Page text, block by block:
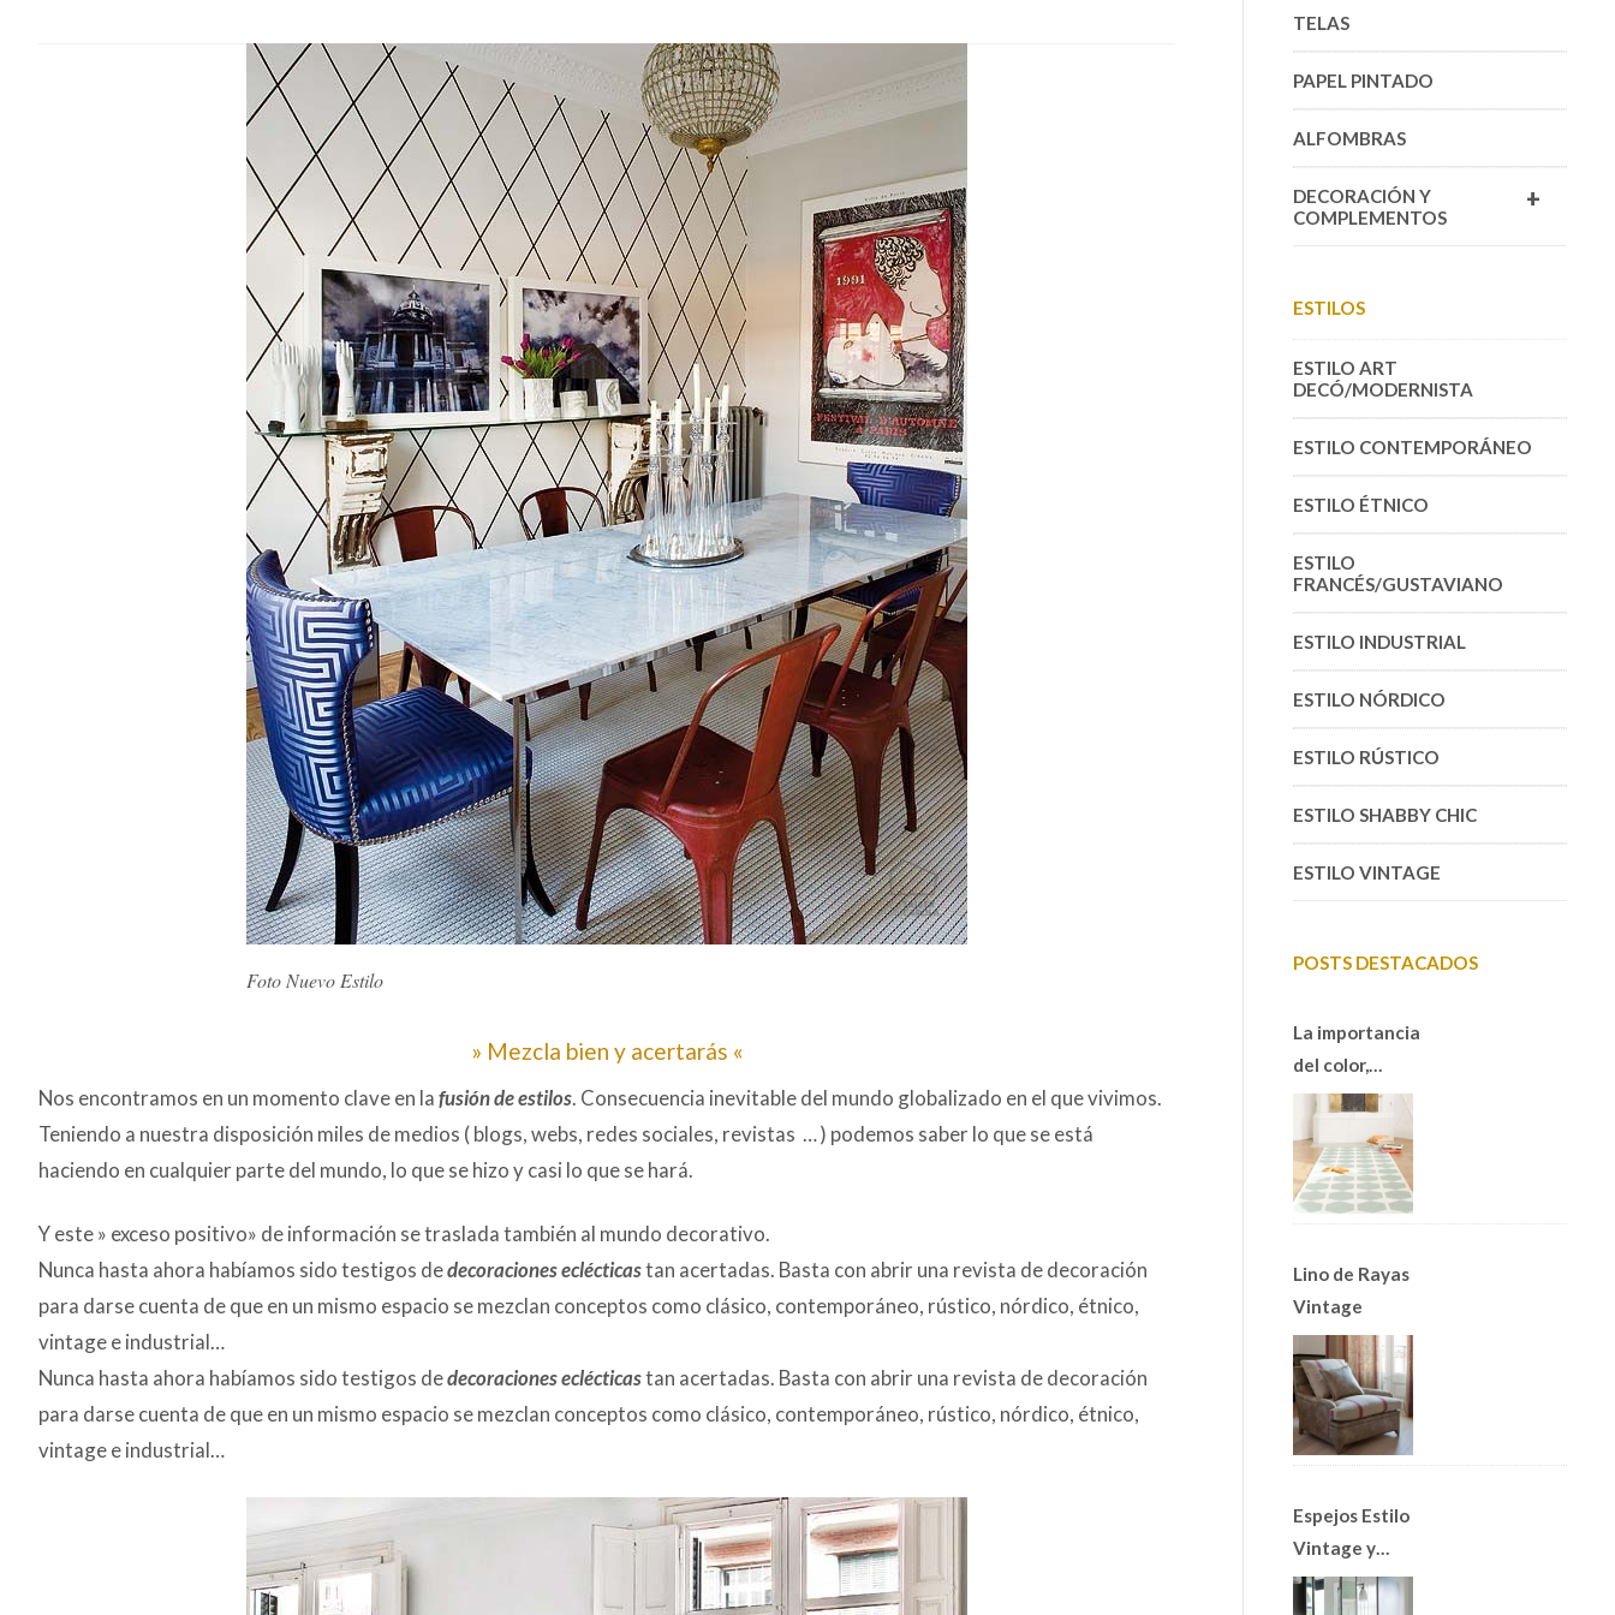
Foto Nuevo Estilo
» Mezcla bien y acertarás «
Nos encontramos en un momento clave en lafusión de estilos. Consecuencia inevitable del mundo globalizado en el que vivimos.
Teniendo a nuestra disposición miles de medios ( blogs, webs, redes sociales, revistas … ) podemos saber lo que se está
haciendo en cualquier parte del mundo, lo que se hizo y casi lo que se hará.
Y este » exceso positivo» de información se traslada también al mundo decorativo.
Nunca hasta ahora habíamos sido testigos dedecoraciones eclécticastan acertadas. Basta con abrir una revista de decoración
para darse cuenta de que en un mismo espacio se mezclan conceptos como clásico, contemporáneo, rústico, nórdico, étnico,
vintage e industrial…
Nunca hasta ahora habíamos sido testigos dedecoraciones eclécticastan acertadas. Basta con abrir una revista de decoración
para darse cuenta de que en un mismo espacio se mezclan conceptos como clásico, contemporáneo, rústico, nórdico, étnico,
vintage e industrial…
TELAS
PAPEL PINTADO
ALFOMBRAS
+
DECORACIÓN Y
COMPLEMENTOS
ESTILOS
ESTILO ART
DECÓ/MODERNISTA
ESTILO CONTEMPORÁNEO
ESTILO ÉTNICO
ESTILO
FRANCÉS/GUSTAVIANO
ESTILO INDUSTRIAL
ESTILO NÓRDICO
ESTILO RÚSTICO
ESTILO SHABBY CHIC
ESTILO VINTAGE
POSTS DESTACADOS
La importancia
del color,
Alfombras
Lino de Rayas
Vintage
Espejos Estilo
Vintage y
Apliques Art